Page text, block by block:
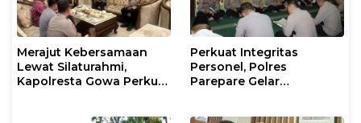
Merajut Kebersamaan
Lewat Silaturahmi,
Kapolresta Gowa Perkuat
Perkuat Integritas
Personel, Polres
Parepare Gelar